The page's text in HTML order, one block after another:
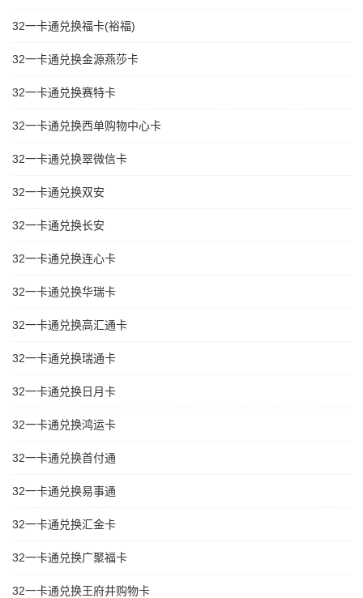
32一卡通兑换福卡(裕福)
32一卡通兑换金源燕莎卡
32一卡通兑换赛特卡
32一卡通兑换西单购物中心卡
32一卡通兑换翠微信卡
32一卡通兑换双安
32一卡通兑换长安
32一卡通兑换连心卡
32一卡通兑换华瑞卡
32一卡通兑换高汇通卡
32一卡通兑换瑞通卡
32一卡通兑换日月卡
32一卡通兑换鸿运卡
32一卡通兑换首付通
32一卡通兑换易事通
32一卡通兑换汇金卡
32一卡通兑换广聚福卡
32一卡通兑换王府井购物卡